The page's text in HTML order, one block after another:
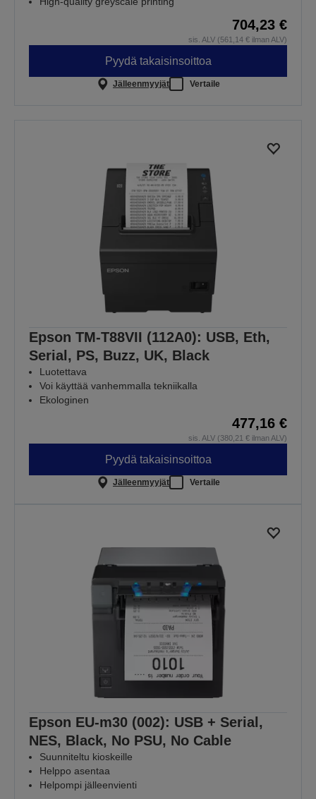
704,23 €
sis. ALV (561,14 € ilman ALV)
Pyydä takaisinsoittoa
Jälleenmyyjät Vertaile
Epson TM-T88VII (112A0): USB, Eth,
Serial, PS, Buzz, UK, Black
Luotettava
Voi käyttää vanhemmalla tekniikalla
Ekologinen
477,16 €
sis. ALV (380,21 € ilman ALV)
Pyydä takaisinsoittoa
Jälleenmyyjät Vertaile
Epson EU-m30 (002): USB + Serial,
NES, Black, No PSU, No Cable
Suunniteltu kioskeille
Helppo asentaa
Helpompi jälleenvienti